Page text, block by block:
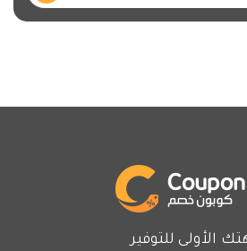
الأولى للتوفير